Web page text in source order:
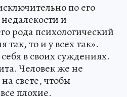
по его
и
рода психологический
так, то и у всех так».
в своих суждениях.
Человек же не
свете, чтобы
плохие.